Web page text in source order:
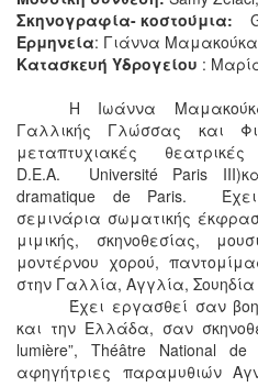
Σκηνογραφία- κοστούμια:
Ερμηνεία: Γιάννα Μαμακούκα
Κατασκευή Υδρογείου :
Η Ιωάννα
Γαλλικής Γλώσσας και
μεταπτυχιακές θεατρικές
D.E.A. Université Paris
dramatique de Paris.
σεμινάρια σωματικής
μιμικής, σκηνοθεσίας,
μοντέρνου χορού,
στην Γαλλία, Αγγλία,
Έχει εργασθεί σαν
και την Ελλάδα, σαν
lumière”, Théâtre National
αφηγήτριες παραμυθιών